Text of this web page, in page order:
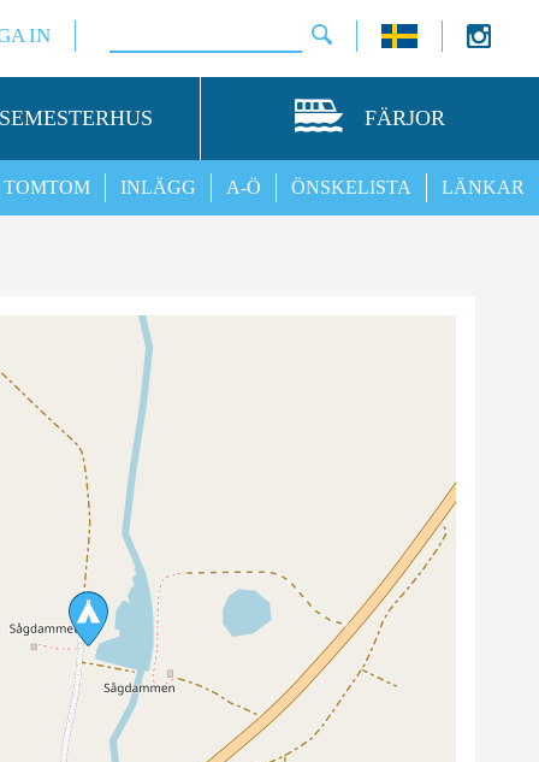
IN
SEMESTERHUS FÄRJOR
LÄNKAR
ÖNSKELISTA
A-Ö
INLÄGG
TOMTOM